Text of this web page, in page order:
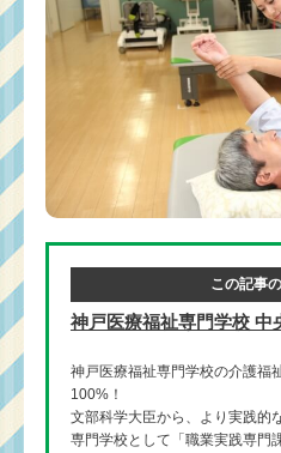
この記事
神戸医療福祉専門学校 中
神戸医療福祉専門学校の介護福
100%！
文部科学大臣から、より実践的
専門学校として「職業実践専門